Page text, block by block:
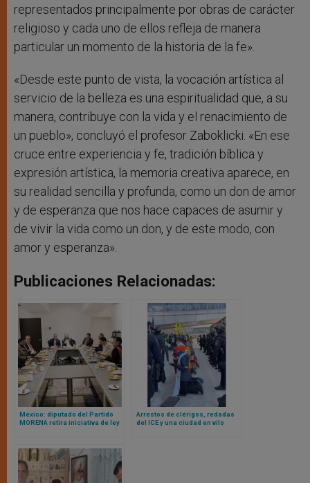
representados principalmente por obras de carácter
religioso y cada uno de ellos refleja de manera
particular un momento de la historia de la fe».
«Desde este punto de vista, la vocación artística al
servicio de la belleza es una espiritualidad que, a su
manera, contribuye con la vida y el renacimiento de
un pueblo», concluyó el profesor Zaboklicki. «En ese
cruce entre experiencia y fe, tradición bíblica y
expresión artística, la memoria creativa aparece, en
su realidad sencilla y profunda, como un don de amor
y de esperanza que nos hace capaces de asumir y
de vivir la vida como un don, y de este modo, con
amor y esperanza».
Publicaciones Relacionadas:
México: diputado del Partido
MORENA retira iniciativa de ley
Arrestos de clérigos, redadas
del ICE y una ciudad en vilo